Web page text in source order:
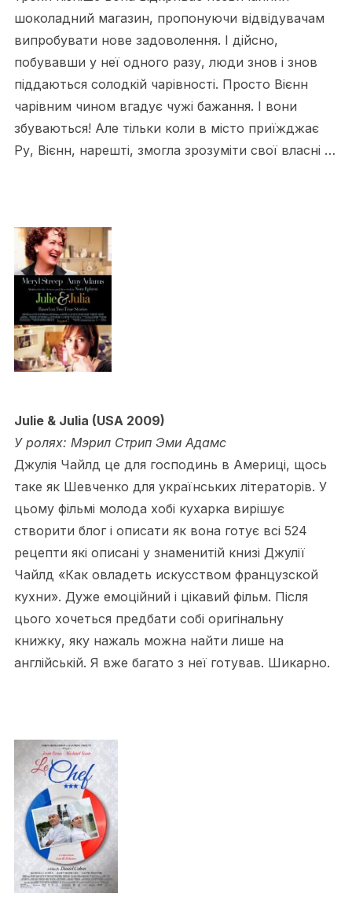
шоколадний магазин, пропонуючи відвідувачам
випробувати нове задоволення. І дійсно,
побувавши у неї одного разу, люди знов і знов
піддаються солодкій чарівності. Просто Вієнн
чарівним чином вгадує чужі бажання. І вони
збуваються! Але тільки коли в місто приїжджає
Ру, Вієнн, нарешті, змогла зрозуміти свої власні …
Julie & Julia (USA 2009)
У ролях: Мэрил Стрип Эми Адамс
Джулія Чайлд це для господинь в Америці, щось
таке як Шевченко для українських літераторів. У
цьому фільмі молода хобі кухарка вирішує
створити блог і описати як вона готує всі 524
рецепти які описані у знаменитій книзі Джулії
Чайлд «Как овладеть искусством французской
кухни». Дуже емоційний і цікавий фільм. Після
цього хочеться предбати собі оригінальну
книжку, яку нажаль можна найти лише на
англійській. Я вже багато з неї готував. Шикарно.